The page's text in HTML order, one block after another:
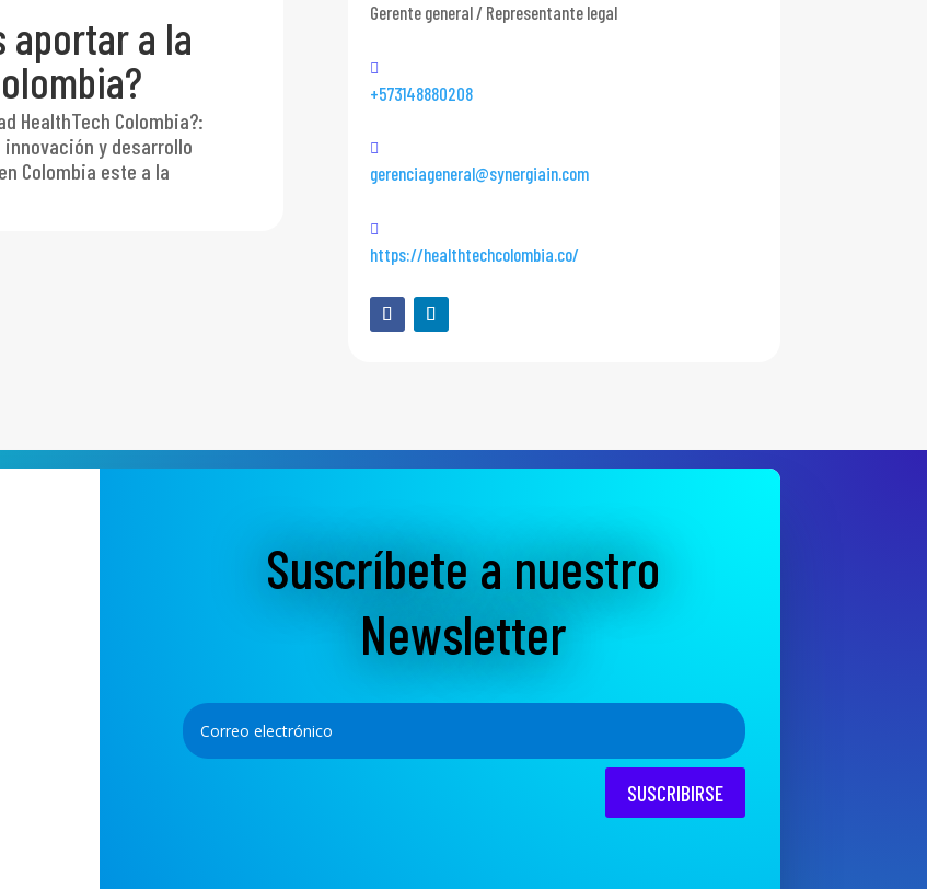
aportar a la
HealthTech Colombia?:
y desarrollo
Colombia este a la
Gerente general / Representante legal
+573148880208
gerenciageneral@synergiain.com
https://healthtechcolombia.co/
Suscríbete a nuestro
Newsletter
SUSCRIBIRSE